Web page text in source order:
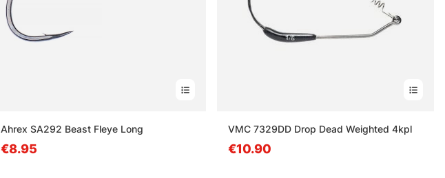
Ahrex SA292 Beast Fleye Long
€8.95
VMC 7329DD Drop Dead Weighted 4kpl
€10.90